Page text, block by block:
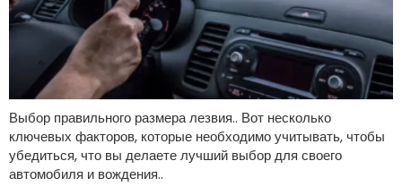
Выбор правильного размера лезвия.. Вот несколько
ключевых факторов, которые необходимо учитывать, чтобы
убедиться, что вы делаете лучший выбор для своего
автомобиля и вождения..